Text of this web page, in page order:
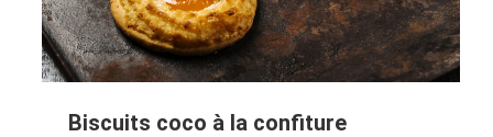
Biscuits coco à la confiture